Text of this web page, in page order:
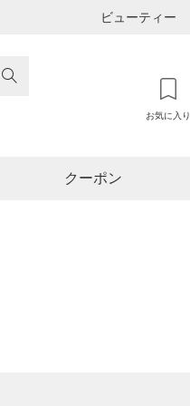
ビューティー

お気に入り
クーポン